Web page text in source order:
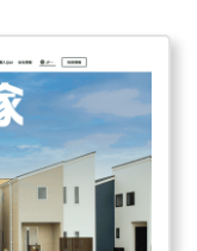
ら？
た点、良かった
してのきめ細かい
いをしています。
ミ評判／
クロールできます